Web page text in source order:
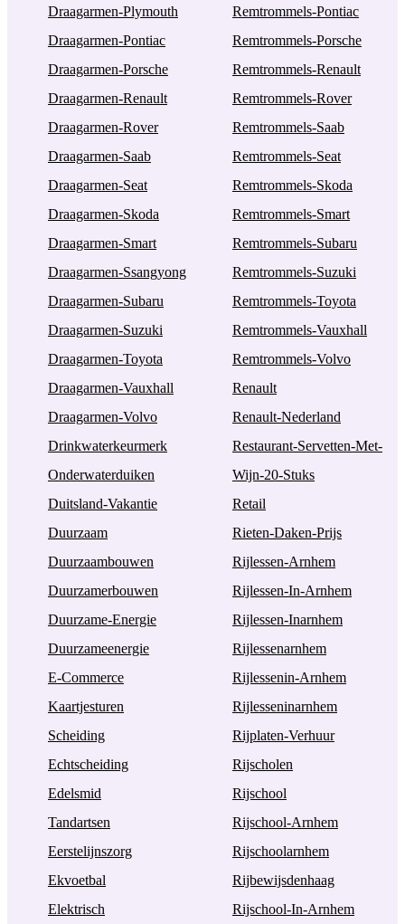
Draagarmen-Plymouth
Draagarmen-Pontiac
Draagarmen-Porsche
Draagarmen-Renault
Draagarmen-Rover
Draagarmen-Saab
Draagarmen-Seat
Draagarmen-Skoda
Draagarmen-Smart
Draagarmen-Ssangyong
Draagarmen-Subaru
Draagarmen-Suzuki
Draagarmen-Toyota
Draagarmen-Vauxhall
Draagarmen-Volvo
Drinkwaterkeurmerk
Onderwaterduiken
Duitsland-Vakantie
Duurzaam
Duurzaambouwen
Duurzamerbouwen
Duurzame-Energie
Duurzameenergie
E-Commerce
Kaartjesturen
Scheiding
Echtscheiding
Edelsmid
Tandartsen
Eerstelijnszorg
Ekvoetbal
Elektrisch
Remtrommels-Pontiac
Remtrommels-Porsche
Remtrommels-Renault
Remtrommels-Rover
Remtrommels-Saab
Remtrommels-Seat
Remtrommels-Skoda
Remtrommels-Smart
Remtrommels-Subaru
Remtrommels-Suzuki
Remtrommels-Toyota
Remtrommels-Vauxhall
Remtrommels-Volvo
Renault
Renault-Nederland
Restaurant-Servetten-Met-
Wijn-20-Stuks
Retail
Rieten-Daken-Prijs
Rijlessen-Arnhem
Rijlessen-In-Arnhem
Rijlessen-Inarnhem
Rijlessenarnhem
Rijlessenin-Arnhem
Rijlesseninarnhem
Rijplaten-Verhuur
Rijscholen
Rijschool
Rijschool-Arnhem
Rijschoolarnhem
Rijbewijsdenhaag
Rijschool-In-Arnhem